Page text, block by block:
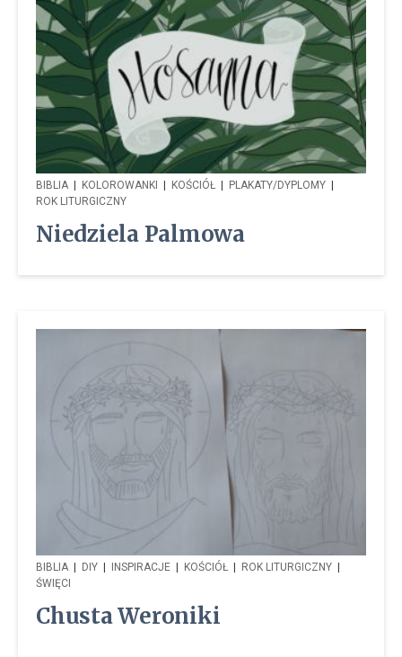
BIBLIA | KOLOROWANKI | KOŚCIÓŁ | PLAKATY/DYPLOMY |
ROK LITURGICZNY
Niedziela Palmowa
BIBLIA | DIY | INSPIRACJE | KOŚCIÓŁ | ROK LITURGICZNY |
ŚWIĘCI
Chusta Weroniki